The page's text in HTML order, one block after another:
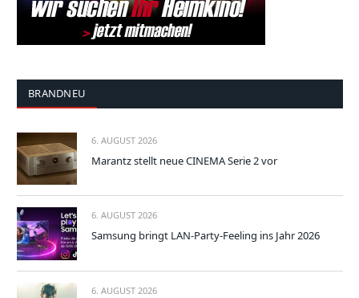
BRANDNEU
6. AUGUST 2026
Marantz stellt neue CINEMA Serie 2 vor
6. AUGUST 2026
Samsung bringt LAN-Party-Feeling ins Jahr 2026
6. AUGUST 2026